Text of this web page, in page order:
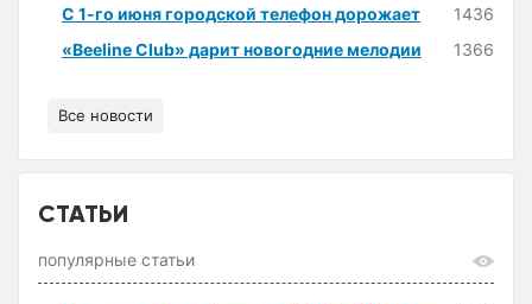
С 1-го июня городской телефон дорожает
1436
«Beeline Club» дарит новогодние мелодии
1366
Все новости
СТАТЬИ
популярные статьи